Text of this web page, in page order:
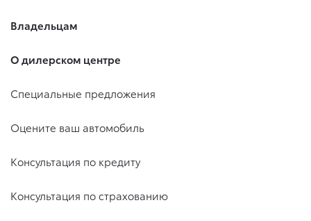
Владельцам
О дилерском центре
Специальные предложения
Оцените ваш автомобиль
Консультация по кредиту
Консультация по страхованию